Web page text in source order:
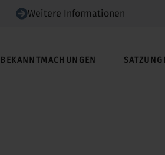
Weitere Informationen
BEKANNTMACHUNGEN